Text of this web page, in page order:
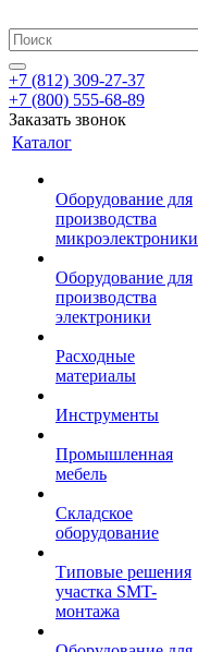
+7 (812) 309-27-37
+7 (800) 555-68-89
Заказать звонок
Каталог
Оборудование для
производства
микроэлектроники
Оборудование для
производства
электроники
Расходные
материалы
Инструменты
Промышленная
мебель
Складское
оборудование
Типовые решения
участка SMT-
монтажа